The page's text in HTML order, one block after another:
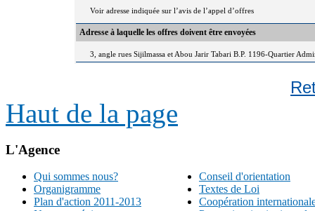
Voir adresse indiquée sur l’avis de l’appel d’offres
Adresse à laquelle les offres doivent être envoyées
3, angle rues Sijilmassa et Abou Jarir Tabari B.P. 1196-Quartier
Haut de la page
L'Agence
Qui sommes nous?
Organigramme
Plan d'action 2011-2013
Conseil d'orientation
Textes de Loi
Coopération